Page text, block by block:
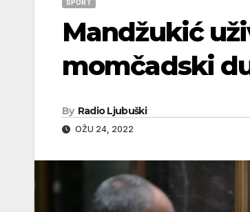
ŠPORT
Mandžukić
momčadski
By Radio Ljubuški
OŽU 24, 2022